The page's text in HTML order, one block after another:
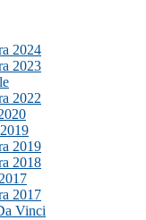
2024
2023
2022
2019
2018
2017
Vinci